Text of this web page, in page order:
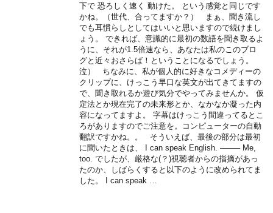
下で 恐ろしく速く 動けた。 という感覚と同じです
かね。（世代、合ってますか？） まぁ、聞き流し
でも耳慣らしとしてはいいと思いますので続けまし
ょう。 できれば、意識的に最初の数語を聞き取るよ
うに、それが1.5倍速なら、あなたは私のこのブロ
グと近々おさらば！ということになるでしょう。
泣） ちなみに、私が個人的に好きなコメディーの
クリップに、けっこう早口な英文が出てきてますの
で、聞き取れるか遊び気分でやってみませんか。 仮
定法とか現在完了の未来形とか、なかなか凝った内
容になってますよ。 字幕はけっこう間違ってるとこ
ろがありますのでご注意を。コンピューターの自動
翻訳ですかね。。 そういえば、最後の部分は最初
に聞いたときは、 I can speak English. ——– Me,
too. でしたが、厳格な(？)視聴者からの指摘があっ
たのか、しばらくすると以下のように改められてま
した。 I can speak …